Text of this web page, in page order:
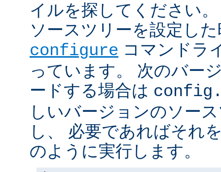
イルを探してください
ソースツリーを設定し
configure コマンドラ
っています。 次のバー
ードする場合は
しいバージョンのソー
し、 必要であればそれ
のように実行します。